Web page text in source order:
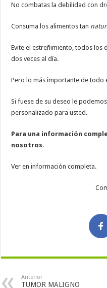
No combatas la debilidad con
Consuma los alimentos tan
Evite el estreñimiento, todos los
dos veces al día.
Pero lo más importante de todo
Si fuese de su deseo le
personalizado para usted.
Para una información
nosotros.
Ver en información completa.
Anterior
TUMOR MALIGNO